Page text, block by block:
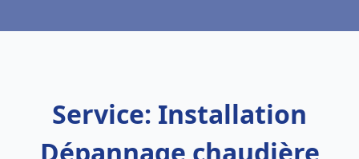
Service: Installation